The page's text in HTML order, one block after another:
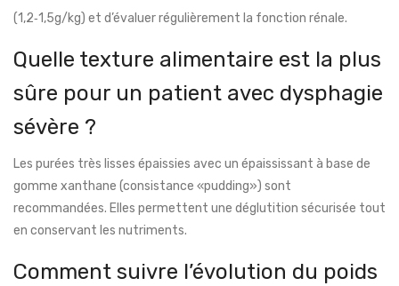
(1,2‑1,5g/kg) et d’évaluer régulièrement la fonction rénale.
Quelle texture alimentaire est la plus
sûre pour un patient avec dysphagie
sévère ?
Les purées très lisses épaissies avec un épaississant à base de
gomme xanthane (consistance «pudding») sont
recommandées. Elles permettent une déglutition sécurisée tout
en conservant les nutriments.
Comment suivre l’évolution du poids